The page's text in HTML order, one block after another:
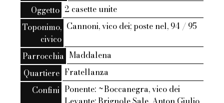
Oggetto 2 casette unite
Toponimo,
civico
Cannoni, vico dei; poste nel, 94 / 95
Parrocchia Maddalena
Quartiere Fratellanza
Confini Ponente: ~Boccanegra, vico dei